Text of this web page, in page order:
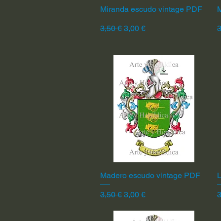
Vista rápida
Miranda escudo vintage PDF
Precio
3,50 € Precio de oferta
3,00 €
Vista rápida
Madero escudo vintage PDF
Precio
3,50 € Precio de oferta
3,00 €